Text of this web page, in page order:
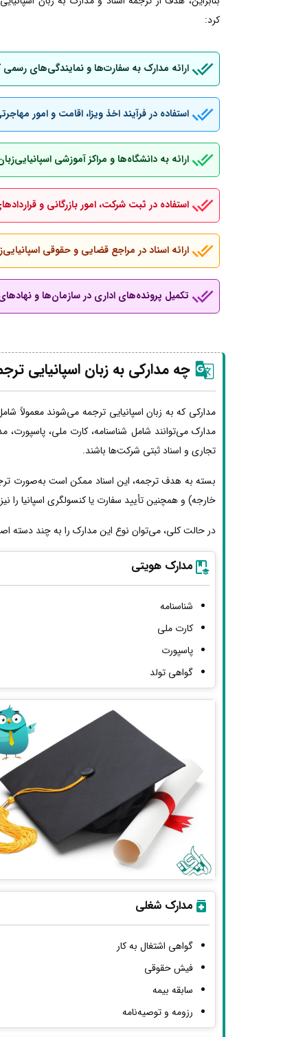
کرد:
ارائه مدارک به سفارت‌ها و نمایندگی‌های رسمی
استفاده در فرآیند اخذ ویزا، اقامت و امور
ارائه به دانشگاه‌ها و مراکز آموزشی
استفاده در ثبت شرکت، امور بازرگانی و
ارائه اسناد در مراجع قضایی و حقوقی
تکمیل پرونده‌های اداری در سازمان‌ها و
چه مدارکی به زبان اسپانیایی
مدارکی که به زبان اسپانیایی ترجمه می‌شوند معمولاً
مدارک می‌توانند شامل شناسنامه، کارت ملی، پاسپورت،
تجاری و اسناد ثبتی شرکت‌ها باشند.
بسته به هدف ترجمه، این اسناد ممکن است به‌صورت
خارجه) و همچنین تأیید سفارت یا کنسولگری اسپانیا را
در حالت کلی، می‌توان نوع این مدارک را به چند دسته
مدارک هویتی
شناسنامه
کارت ملی
پاسپورت
گواهی تولد
مدارک شغلی
گواهی اشتغال به کار
فیش حقوقی
سابقه بیمه
رزومه و توصیه‌نامه